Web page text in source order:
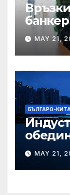
MAY 21,
БЪЛГАРО-
MAY 21,